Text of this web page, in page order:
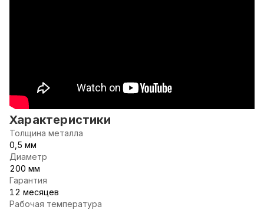
Характеристики
Толщина металла
0,5 мм
Диаметр
200 мм
Гарантия
12 месяцев
Рабочая температура